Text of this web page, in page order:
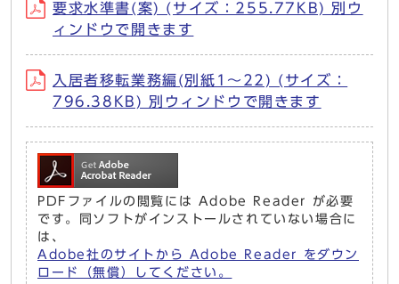
要求水準書(案) (サイズ：255.77KB) 別ウ
ィンドウで開きます
入居者移転業務編(別紙1～22) (サイズ：
796.38KB) 別ウィンドウで開きます
PDFファイルの閲覧には Adobe Reader が必要
です。同ソフトがインストールされていない場合に
は、
Adobe社のサイトから Adobe Reader をダウン
ロード（無償）してください。